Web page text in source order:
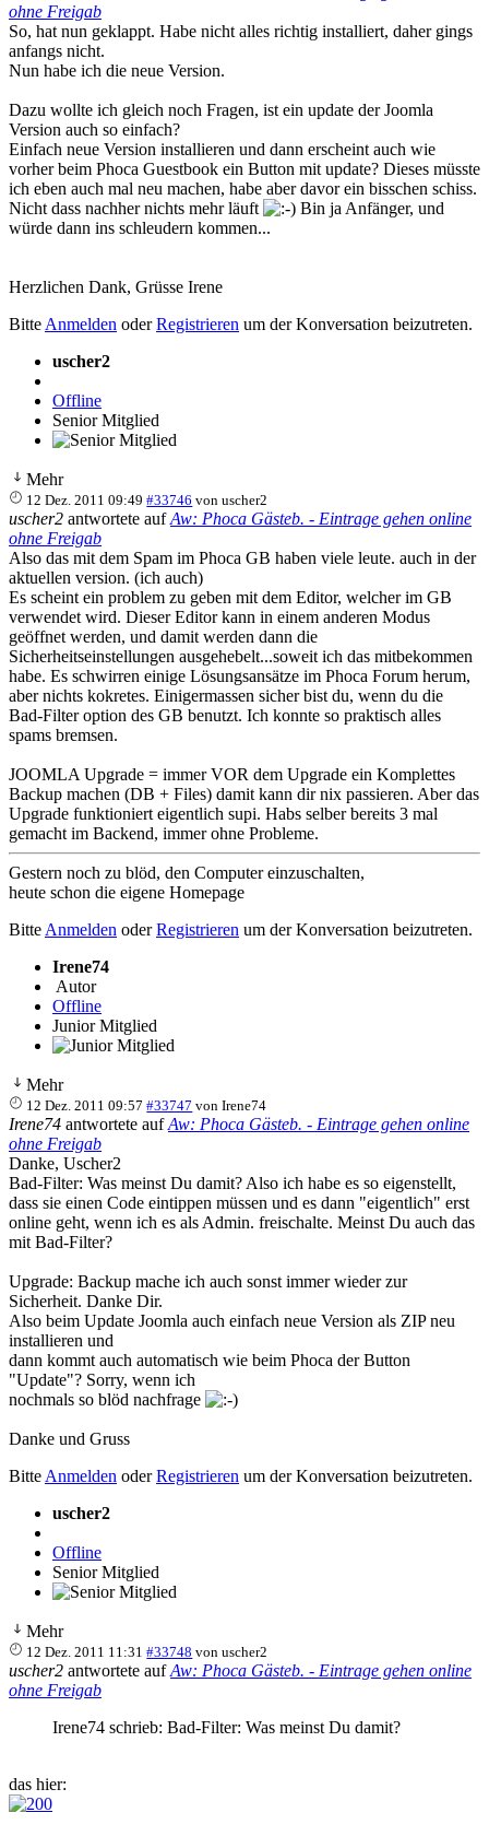
ohne Freigab
So, hat nun geklappt. Habe nicht alles richtig installiert, daher gings
anfangs nicht.
Nun habe ich die neue Version.
Dazu wollte ich gleich noch Fragen, ist ein update der Joomla
Version auch so einfach?
Einfach neue Version installieren und dann erscheint auch wie
vorher beim Phoca Guestbook ein Button mit update? Dieses müsste
ich eben auch mal neu machen, habe aber davor ein bisschen schiss.
Nicht dass nachher nichts mehr läuft
Bin ja Anfänger, und
würde dann ins schleudern kommen...
Herzlichen Dank, Grüsse Irene
Bitte Anmelden oderRegistrieren um der Konversation beizutreten.
uscher2
Offline
Senior Mitglied
Mehr
12 Dez. 2011 09:49 #33746 vonuscher2
uscher2 antwortete aufAw: Phoca Gästeb. - Eintrage gehen online
ohne Freigab
Also das mit dem Spam im Phoca GB haben viele leute. auch in der
aktuellen version. (ich auch)
Es scheint ein problem zu geben mit dem Editor, welcher im GB
verwendet wird. Dieser Editor kann in einem anderen Modus
geöffnet werden, und damit werden dann die
Sicherheitseinstellungen ausgehebelt...soweit ich das mitbekommen
habe. Es schwirren einige Lösungsansätze im Phoca Forum herum,
aber nichts kokretes. Einigermassen sicher bist du, wenn du die
Bad-Filter option des GB benutzt. Ich konnte so praktisch alles
spams bremsen.
JOOMLA Upgrade = immer VOR dem Upgrade ein Komplettes
Backup machen (DB + Files) damit kann dir nix passieren. Aber das
Upgrade funktioniert eigentlich supi. Habs selber bereits 3 mal
gemacht im Backend, immer ohne Probleme.
Gestern noch zu blöd, den Computer einzuschalten,
heute schon die eigene Homepage
Bitte Anmelden oderRegistrieren um der Konversation beizutreten.
Irene74
Autor
Offline
Junior Mitglied
Mehr
12 Dez. 2011 09:57 #33747 vonIrene74
Irene74 antwortete aufAw: Phoca Gästeb. - Eintrage gehen online
ohne Freigab
Danke, Uscher2
Bad-Filter: Was meinst Du damit? Also ich habe es so eigenstellt,
dass sie einen Code eintippen müssen und es dann "eigentlich" erst
online geht, wenn ich es als Admin. freischalte. Meinst Du auch das
mit Bad-Filter?
Upgrade: Backup mache ich auch sonst immer wieder zur
Sicherheit. Danke Dir.
Also beim Update Joomla auch einfach neue Version als ZIP neu
installieren und
dann kommt auch automatisch wie beim Phoca der Button
"Update"? Sorry, wenn ich
nochmals so blöd nachfrage
Danke und Gruss
Bitte Anmelden oderRegistrieren um der Konversation beizutreten.
uscher2
Offline
Senior Mitglied
Mehr
12 Dez. 2011 11:31 #33748 vonuscher2
uscher2 antwortete aufAw: Phoca Gästeb. - Eintrage gehen online
ohne Freigab
Irene74 schrieb: Bad-Filter: Was meinst Du damit?
das hier: